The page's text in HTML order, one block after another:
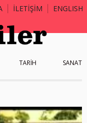
İLETİŞİM ENGLISH
TARİH SANAT